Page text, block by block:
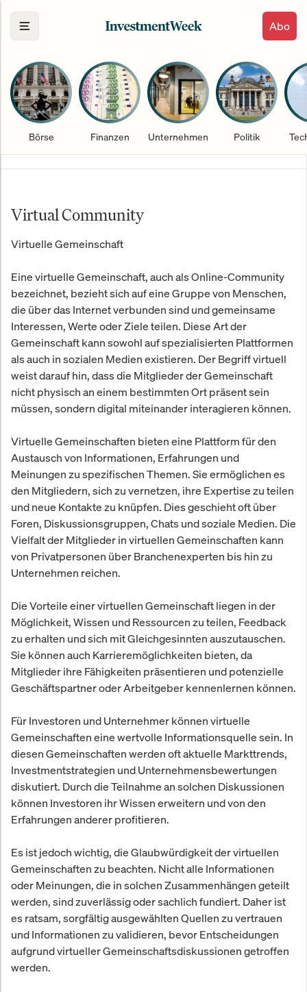
Abo
Börse Finanzen Unternehmen Politik
Virtual Community
Virtuelle Gemeinschaft
Eine virtuelle Gemeinschaft, auch als Online-Community
bezeichnet, bezieht sich auf eine Gruppe von Menschen,
die über das Internet verbunden sind und gemeinsame
Interessen, Werte oder Ziele teilen. Diese Art der
Gemeinschaft kann sowohl auf spezialisierten Plattformen
als auch in sozialen Medien existieren. Der Begriff virtuell
weist darauf hin, dass die Mitglieder der Gemeinschaft
nicht physisch an einem bestimmten Ort präsent sein
müssen, sondern digital miteinander interagieren können.
Virtuelle Gemeinschaften bieten eine Plattform für den
Austausch von Informationen, Erfahrungen und
Meinungen zu spezifischen Themen. Sie ermöglichen es
den Mitgliedern, sich zu vernetzen, ihre Expertise zu teilen
und neue Kontakte zu knüpfen. Dies geschieht oft über
Foren, Diskussionsgruppen, Chats und soziale Medien. Die
Vielfalt der Mitglieder in virtuellen Gemeinschaften kann
von Privatpersonen über Branchenexperten bis hin zu
Unternehmen reichen.
Die Vorteile einer virtuellen Gemeinschaft liegen in der
Möglichkeit, Wissen und Ressourcen zu teilen, Feedback
zu erhalten und sich mit Gleichgesinnten auszutauschen.
Sie können auch Karrieremöglichkeiten bieten, da
Mitglieder ihre Fähigkeiten präsentieren und potenzielle
Geschäftspartner oder Arbeitgeber kennenlernen können.
Für Investoren und Unternehmer können virtuelle
Gemeinschaften eine wertvolle Informationsquelle sein. In
diesen Gemeinschaften werden oft aktuelle Markttrends,
Investmentstrategien und Unternehmensbewertungen
diskutiert. Durch die Teilnahme an solchen Diskussionen
können Investoren ihr Wissen erweitern und von den
Erfahrungen anderer profitieren.
Es ist jedoch wichtig, die Glaubwürdigkeit der virtuellen
Gemeinschaften zu beachten. Nicht alle Informationen
oder Meinungen, die in solchen Zusammenhängen geteilt
werden, sind zuverlässig oder sachlich fundiert. Daher ist
es ratsam, sorgfältig ausgewählten Quellen zu vertrauen
und Informationen zu validieren, bevor Entscheidungen
aufgrund virtueller Gemeinschaftsdiskussionen getroffen
werden.